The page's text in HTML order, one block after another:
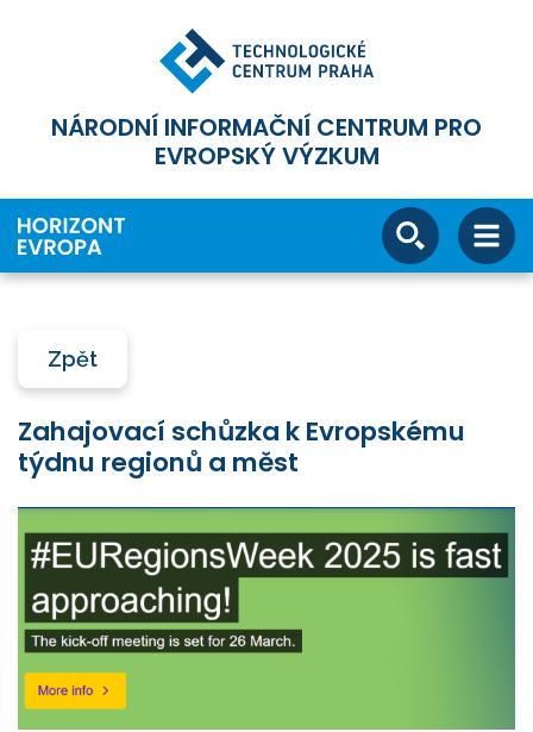
NÁRODNÍ INFORMAČNÍ CENTRUM PRO
EVROPSKÝ VÝZKUM
Zpět
Zahajovací schůzka k Evropskému
týdnu regionů a měst